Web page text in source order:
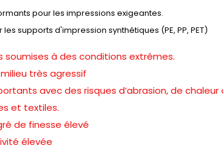
pour les impressions exigeantes.
supports d'impression synthétiques (PE, PP, PET)
soumises à des conditions extrêmes.
très agressif
avec des risques d’abrasion, de
et textiles.
de finesse élevé
élevée